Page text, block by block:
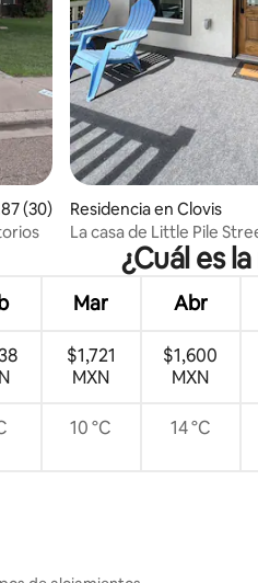
promedio: 4.87 de 5; 30
(30)
Residencia en Clovis
La casa de Little Pile
¿Cuál es
Mar Abr
$1,721
MXN
$1,600
MXN
10 °C 14 °C